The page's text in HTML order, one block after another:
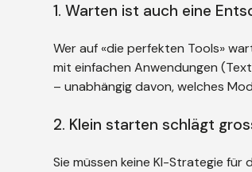
1. Warten ist auch eine
Wer auf «die perfekten Tools»
mit einfachen Anwendungen
– unabhängig davon, welches
2. Klein starten schlägt
Sie müssen keine KI-Strategie für